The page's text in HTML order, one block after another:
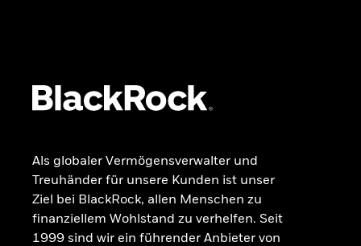
Als globaler Vermögensverwalter und
Treuhänder für unsere Kunden ist unser
Ziel bei BlackRock, allen Menschen zu
finanziellem Wohlstand zu verhelfen. Seit
1999 sind wir ein führender Anbieter von